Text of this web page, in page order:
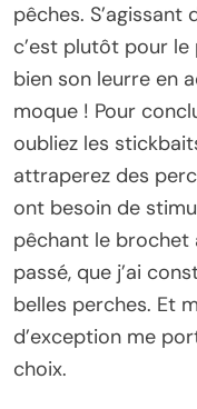
pêches.
c’est plutôt pour le
bien son leurre en
moque ! Pour
oubliez les
attraperez des
ont besoin de
pêchant le brochet
passé, que j’ai
belles perches. Et
d’exception me
choix.